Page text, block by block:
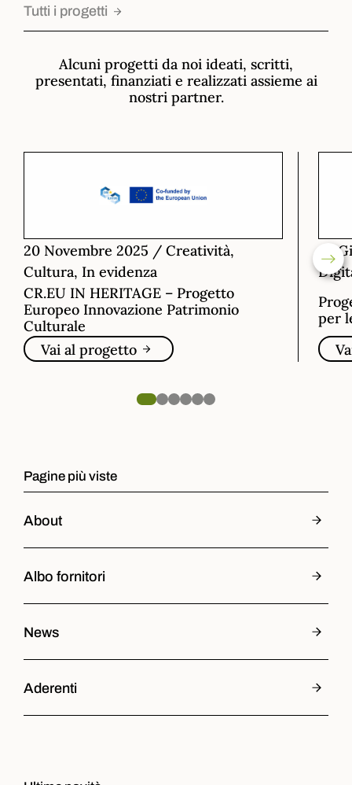
Tutti i progetti
Alcuni progetti da noi ideati, scritti,
presentati, finanziati e realizzati assieme ai
nostri partner.
20 Novembre 2025 / Creatività,
Cultura, In evidenza
CR.EU IN HERITAGE – Progetto
Europeo Innovazione Patrimonio
Culturale
Vai al progetto
26
per
Pagine più viste
About
Albo fornitori
News
Aderenti